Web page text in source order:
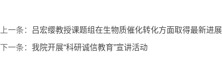
上一条： 吕宏缨教授课题组在生物质催化转化方面取得最新进展
下一条： 我院开展“科研诚信教育”宣讲活动